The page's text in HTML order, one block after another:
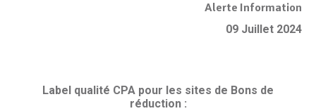
Alerte Information
09 Juillet 2024
Label qualité CPA pour les sites de Bons de
réduction :